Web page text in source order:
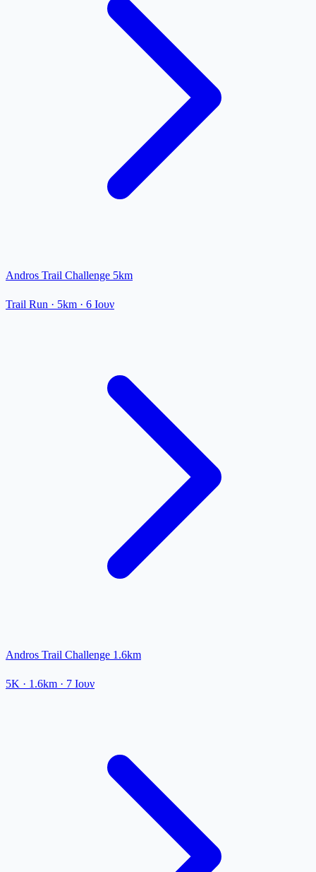
Andros Trail Challenge 5km
Trail Run · 5km · 6 Ιουν
Andros Trail Challenge 1.6km
5K · 1.6km · 7 Ιουν